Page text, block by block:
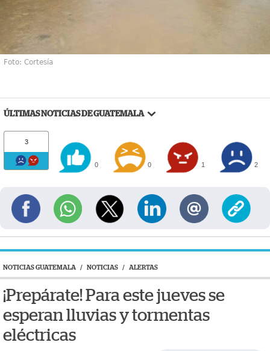
Foto: Cortesía
ÚLTIMAS NOTICIAS DE GUATEMALA
3
0 0 1 2
NOTICIAS GUATEMALA / NOTICIAS / ALERTAS
¡Prepárate! Para este jueves se
esperan lluvias y tormentas
eléctricas